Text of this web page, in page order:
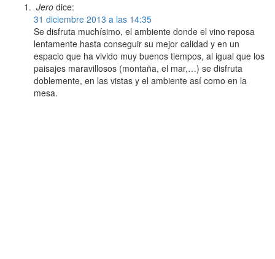
Jero dice:
31 diciembre 2013 a las 14:35
Se disfruta muchísimo, el ambiente donde el vino reposa
lentamente hasta conseguir su mejor calidad y en un
espacio que ha vivido muy buenos tiempos, al igual que los
paisajes maravillosos (montaña, el mar,…) se disfruta
doblemente, en las vistas y el ambiente así como en la
mesa.